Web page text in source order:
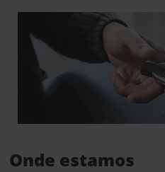
Onde estamos